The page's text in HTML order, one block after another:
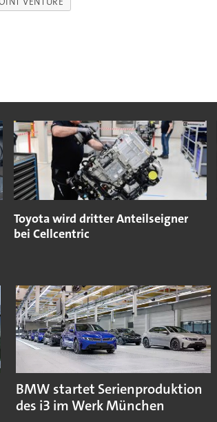
Toyota wird dritter Anteilseigner
bei Cellcentric
BMW startet Serienproduktion
des i3 im Werk München